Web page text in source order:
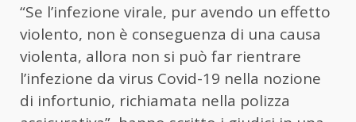
“Se l’infezione virale, pur avendo un effetto
violento, non è conseguenza di una causa
violenta, allora non si può far rientrare
l’infezione da virus Covid-19 nella nozione
di infortunio, richiamata nella polizza